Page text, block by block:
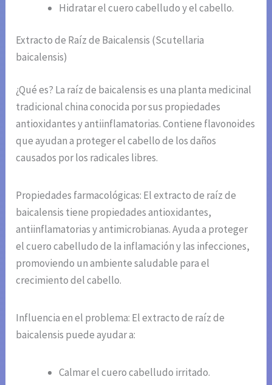
Hidratar el cuero cabelludo y el cabello.
Extracto de Raíz de Baicalensis (Scutellaria
baicalensis)
¿Qué es? La raíz de baicalensis es una planta medicinal
tradicional china conocida por sus propiedades
antioxidantes y antiinflamatorias. Contiene flavonoides
que ayudan a proteger el cabello de los daños
causados por los radicales libres.
Propiedades farmacológicas: El extracto de raíz de
baicalensis tiene propiedades antioxidantes,
antiinflamatorias y antimicrobianas. Ayuda a proteger
el cuero cabelludo de la inflamación y las infecciones,
promoviendo un ambiente saludable para el
crecimiento del cabello.
Influencia en el problema: El extracto de raíz de
baicalensis puede ayudar a:
Calmar el cuero cabelludo irritado.